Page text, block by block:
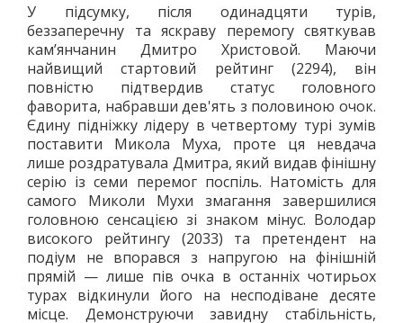
У підсумку, після одинадцяти турів,
беззаперечну та яскраву перемогу святкував
кам’янчанин Дмитро Христовой. Маючи
найвищий стартовий рейтинг (2294), він
повністю підтвердив статус головного
фаворита, набравши дев'ять з половиною очок.
Єдину підніжку лідеру в четвертому турі зумів
поставити Микола Муха, проте ця невдача
лише роздратувала Дмитра, який видав фінішну
серію із семи перемог поспіль. Натомість для
самого Миколи Мухи змагання завершилися
головною сенсацією зі знаком мінус. Володар
високого рейтингу (2033) та претендент на
подіум не впорався з напругою на фінішній
прямій — лише пів очка в останніх чотирьох
турах відкинули його на несподіване десяте
місце. Демонструючи завидну стабільність,